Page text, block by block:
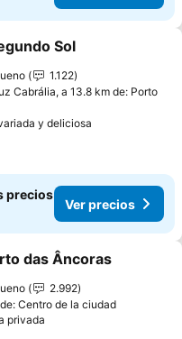
a favoritos
Sol
1.122
Cabrália, a 13.8 km de: Porto
y deliciosa
precios
Ver precios
a favoritos
das Âncoras
2.992
Centro de la ciudad
privada